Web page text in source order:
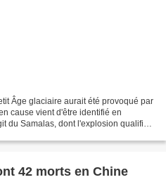
Âge glaciaire aurait été provoqué par
cause vient d'être identifié en
du Samalas, dont l'explosion qualifiée
42 morts en Chine